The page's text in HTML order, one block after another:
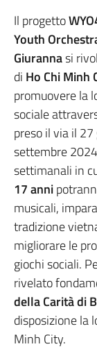
Il progetto
Youth
Giurannasi
di Ho Chi Minh
promuovere la
sociale
preso il via il
settembre
settimanali in
17 anni
musicali,
tradizione
migliorare le
giochi sociali.
rivelato
della Carità di
disposizione la
Minh City.